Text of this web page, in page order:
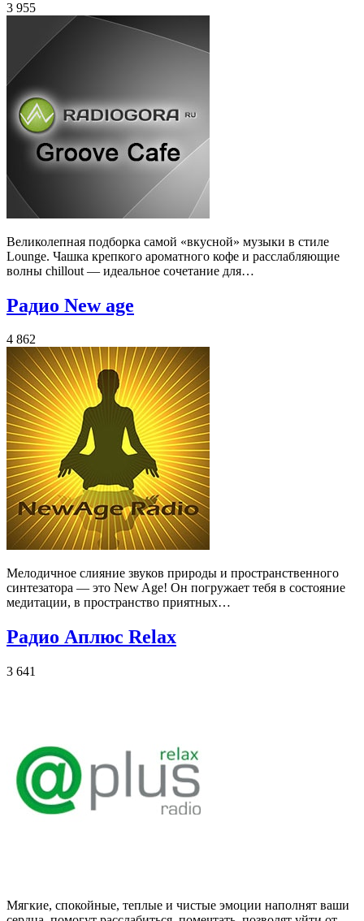
3 955
Великолепная подборка самой «вкусной» музыки в стиле
Lounge. Чашка крепкого ароматного кофе и расслабляющие
волны chillout — идеальное сочетание для…
Радио New age
4 862
Мелодичное слияние звуков природы и пространственного
синтезатора — это New Age! Он погружает тебя в состояние
медитации, в пространство приятных…
Радио Аплюс Relax
3 641
Мягкие, спокойные, теплые и чистые эмоции наполнят ваши